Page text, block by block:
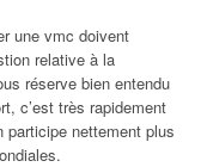
une vmc doivent
relative à la
réserve bien entendu
c’est très rapidement
participe nettement plus